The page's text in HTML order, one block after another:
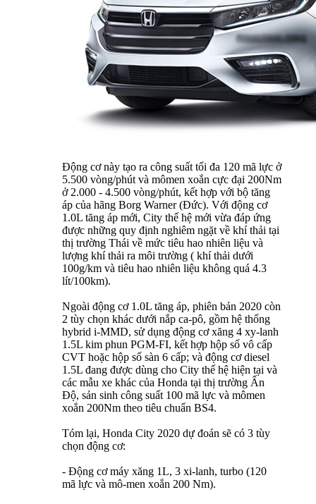
Động cơ này tạo ra công suất tối đa 120 mã lực ở
5.500 vòng/phút và mômen xoắn cực đại 200Nm
ở 2.000 - 4.500 vòng/phút, kết hợp với bộ tăng
áp của hãng Borg Warner (Đức). Với động cơ
1.0L tăng áp mới, City thế hệ mới vừa đáp ứng
được những quy định nghiêm ngặt về khí thải tại
thị trường Thái về mức tiêu hao nhiên liệu và
lượng khí thải ra môi trường ( khí thải dưới
100g/km và tiêu hao nhiên liệu không quá 4.3
lít/100km).
Ngoài động cơ 1.0L tăng áp, phiên bản 2020 còn
2 tùy chọn khác dưới nắp ca-pô, gồm hệ thống
hybrid i-MMD, sử dụng động cơ xăng 4 xy-lanh
1.5L kim phun PGM-FI, kết hợp hộp số vô cấp
CVT hoặc hộp số sàn 6 cấp; và động cơ diesel
1.5L đang được dùng cho City thế hệ hiện tại và
các mẫu xe khác của Honda tại thị trường Ấn
Độ, sản sinh công suất 100 mã lực và mômen
xoắn 200Nm theo tiêu chuẩn BS4.
Tóm lại, Honda City 2020 dự đoán sẽ có 3 tùy
chọn động cơ:
- Động cơ máy xăng 1L, 3 xi-lanh, turbo (120
mã lực và mô-men xoắn 200 Nm).